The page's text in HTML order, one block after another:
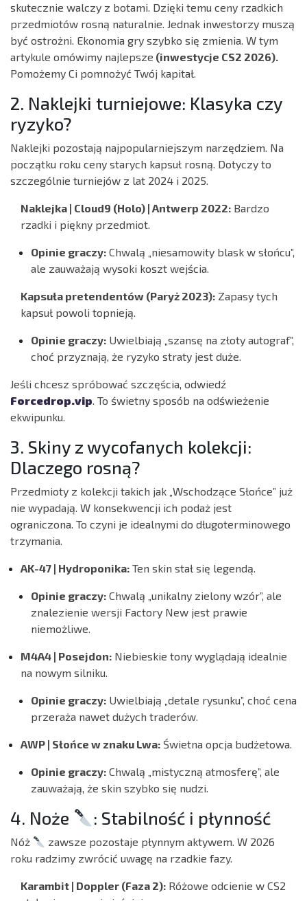
skutecznie walczy z botami. Dzięki temu ceny rzadkich
przedmiotów rosną naturalnie. Jednak inwestorzy muszą
być ostrożni. Ekonomia gry szybko się zmienia. W tym
artykule omówimy najlepsze (inwestycje CS2 2026).
Pomożemy Ci pomnożyć Twój kapitał.
2. Naklejki turniejowe: Klasyka czy
ryzyko?
Naklejki pozostają najpopularniejszym narzędziem. Na
początku roku ceny starych kapsuł rosną. Dotyczy to
szczególnie turniejów z lat 2024 i 2025.
Naklejka | Cloud9 (Holo) | Antwerp 2022: Bardzo
rzadki i piękny przedmiot.
Opinie graczy: Chwalą „niesamowity blask w słońcu”,
ale zauważają wysoki koszt wejścia.
Kapsuła pretendentów (Paryż 2023): Zapasy tych
kapsuł powoli topnieją.
Opinie graczy: Uwielbiają „szansę na złoty autograf”,
choć przyznają, że ryzyko straty jest duże.
Jeśli chcesz spróbować szczęścia, odwiedź
Forcedrop.vip. To świetny sposób na odświeżenie
ekwipunku.
3. Skiny z wycofanych kolekcji:
Dlaczego rosną?
Przedmioty z kolekcji takich jak „Wschodzące Słońce” już
nie wypadają. W konsekwencji ich podaż jest
ograniczona. To czyni je idealnymi do długoterminowego
trzymania.
AK-47 | Hydroponika: Ten skin stał się legendą.
Opinie graczy: Chwalą „unikalny zielony wzór”, ale
znalezienie wersji Factory New jest prawie
niemożliwe.
M4A4 | Posejdon: Niebieskie tony wyglądają idealnie
na nowym silniku.
Opinie graczy: Uwielbiają „detale rysunku”, choć cena
przeraża nawet dużych traderów.
AWP | Słońce w znaku Lwa: Świetna opcja budżetowa.
Opinie graczy: Chwalą „mistyczną atmosferę”, ale
zauważają, że skin szybko się nudzi.
4. Noże : Stabilność i płynność
Nóż
zawsze pozostaje płynnym aktywem. W 2026
roku radzimy zwrócić uwagę na rzadkie fazy.
Karambit | Doppler (Faza 2): Różowe odcienie w CS2